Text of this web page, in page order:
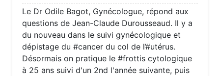
Le Dr Odile Bagot, Gynécologue, répond aux
questions de Jean-Claude Durousseaud. Il y a
du nouveau dans le suivi gynécologique et
dépistage du #cancer du col de l’#utérus.
Désormais on pratique le #frottis cytologique
à 25 ans suivi d'un 2nd l'année suivante, puis